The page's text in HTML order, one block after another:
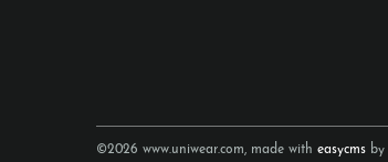
©2026 www.uniwear.com, made with easycms by